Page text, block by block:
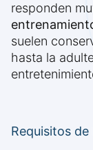
responden
suelen
hasta la
Requisitos